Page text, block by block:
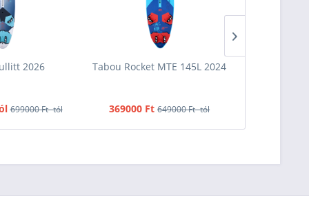
2026
699000 Ft -tól
Tabou Rocket MTE 145L 2024
369000 Ft 649000 Ft -tól